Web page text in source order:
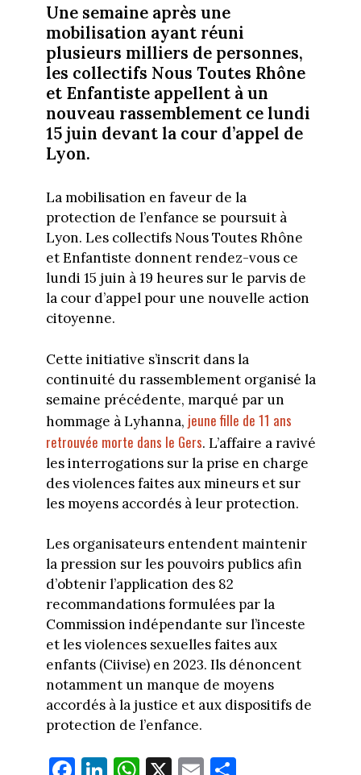
Une semaine après une
mobilisation ayant réuni
plusieurs milliers de personnes,
les collectifs Nous Toutes Rhône
et Enfantiste appellent à un
nouveau rassemblement ce lundi
15 juin devant la cour d’appel de
Lyon.
La mobilisation en faveur de la
protection de l’enfance se poursuit à
Lyon. Les collectifs Nous Toutes Rhône
et Enfantiste donnent rendez-vous ce
lundi 15 juin à 19 heures sur le parvis de
la cour d’appel pour une nouvelle action
citoyenne.
Cette initiative s’inscrit dans la
continuité du rassemblement organisé la
semaine précédente, marqué par un
hommage à Lyhanna, jeune fille de 11 ans
retrouvée morte dans le Gers. L’affaire a ravivé
les interrogations sur la prise en charge
des violences faites aux mineurs et sur
les moyens accordés à leur protection.
Les organisateurs entendent maintenir
la pression sur les pouvoirs publics afin
d’obtenir l’application des 82
recommandations formulées par la
Commission indépendante sur l’inceste
et les violences sexuelles faites aux
enfants (Ciivise) en 2023. Ils dénoncent
notamment un manque de moyens
accordés à la justice et aux dispositifs de
protection de l’enfance.